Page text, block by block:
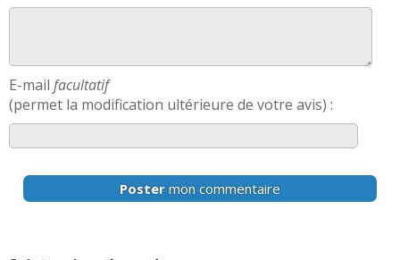
E-mail facultatif
(permet la modification ultérieure de votre avis) :
Poster mon commentaire